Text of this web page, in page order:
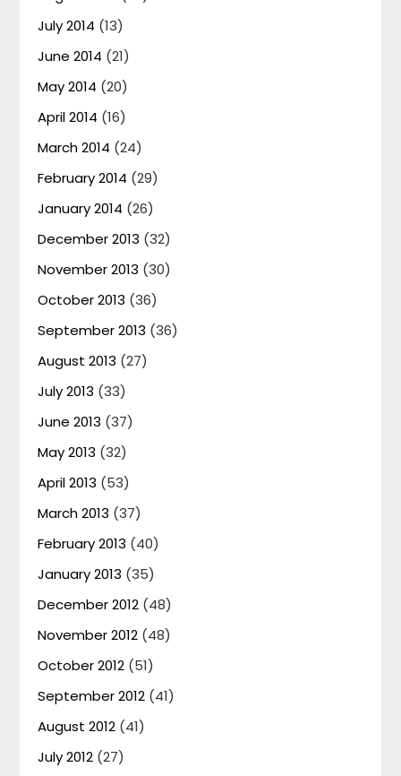
July 2014 (13)
June 2014 (21)
May 2014 (20)
April 2014 (16)
March 2014 (24)
February 2014 (29)
January 2014 (26)
December 2013 (32)
November 2013 (30)
October 2013 (36)
September 2013 (36)
August 2013 (27)
July 2013 (33)
June 2013 (37)
May 2013 (32)
April 2013 (53)
March 2013 (37)
February 2013 (40)
January 2013 (35)
December 2012 (48)
November 2012 (48)
October 2012 (51)
September 2012 (41)
August 2012 (41)
July 2012 (27)